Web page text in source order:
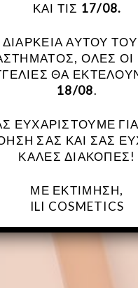
ΚΑΙ ΤΙΣ 17/08.
ΔΙΆΡΚΕΙΑ ΑΥΤΟΎ
ΌΛΕΣ ΟΙ
ΘΑ
18/08.
ΕΥΧΑΡΙΣΤΟΎΜΕ
ΣΑΣ ΚΑΙ ΣΑΣ
ΚΑΛΈΣ ΔΙΑΚΟΠΈΣ!
ΜΕ ΕΚΤΊΜΗΣΗ,
ILI COSMETICS